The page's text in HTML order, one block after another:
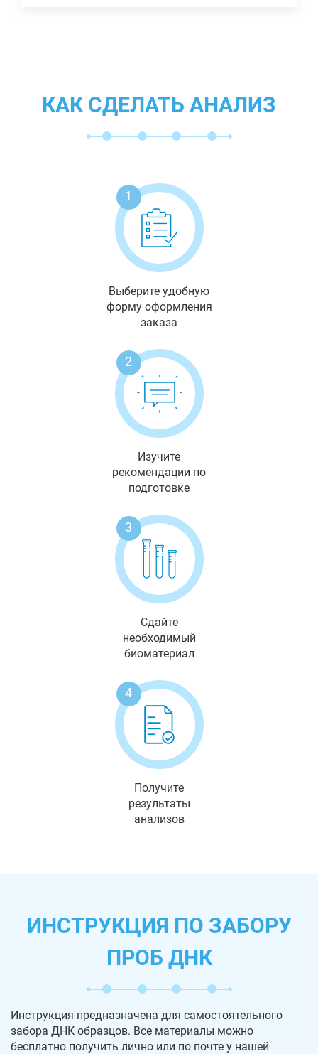
КАК СДЕЛАТЬ АНАЛИЗ
1
Выберите удобную
форму оформления
заказа
2
Изучите
рекомендации по
подготовке
3
Сдайте
необходимый
биоматериал
4
Получите
результаты
анализов
ИНСТРУКЦИЯ ПО ЗАБОРУ
ПРОБ ДНК
Инструкция предназначена для самостоятельного
забора ДНК образцов. Все материалы можно
бесплатно получить лично или по почте у нашей